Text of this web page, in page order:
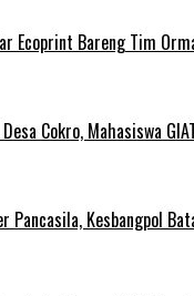
Ecoprint Bareng Tim
Cokro, Mahasiswa
Pancasila, Kesbangpol